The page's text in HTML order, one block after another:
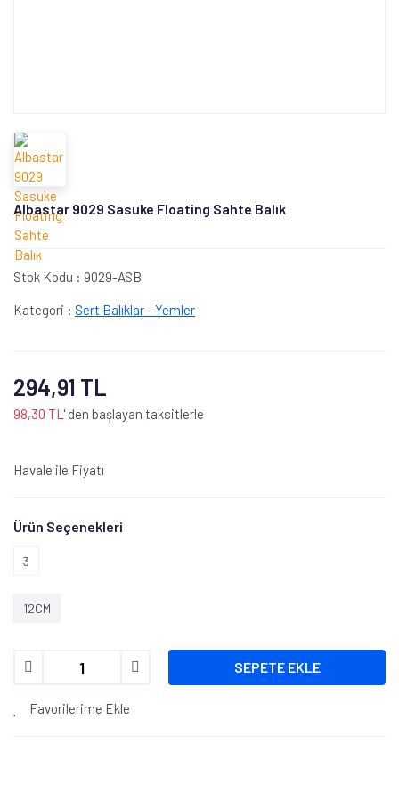
Albastar 9029 Sasuke Floating Sahte Balık
Stok Kodu : 9029-ASB
Kategori : Sert Balıklar - Yemler
294,91 TL
98,30 TL ' den başlayan taksitlerle
Havale ile Fiyatı
Ürün Seçenekleri
3
12CM
SEPETE EKLE
Favorilerime Ekle